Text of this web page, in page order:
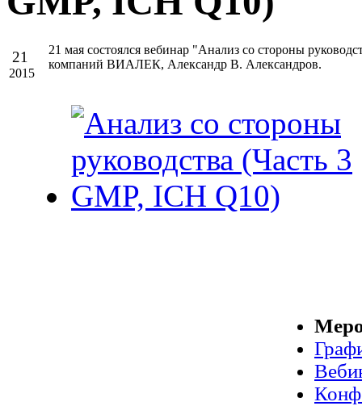
21
2015
21 мая состоялся вебинар "Анализ со стороны
компаний ВИАЛЕК, Александр В. Александров.